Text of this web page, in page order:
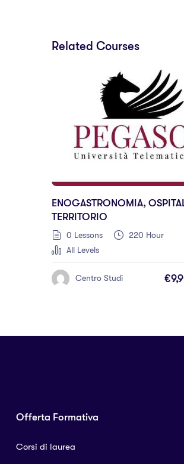
Related Courses
ENOGASTRONOMIA,
TERRITORIO
0 Lessons
220 Hour
All Levels
Centro Studi
Offerta Formativa
Corsi di laurea